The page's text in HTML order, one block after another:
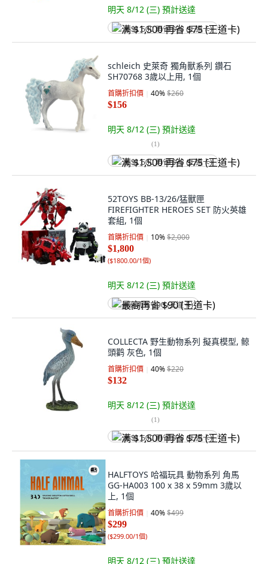
明天 8/12 (三) 預計送達
满 $1,500 再省 $75 (王道卡)
schleich 史萊奇 獨角獸系列 鑽石
SH70768 3歲以上用, 1個
首購折扣價 40%$260
$156
明天 8/12 (三) 預計送達
(1)
满 $1,500 再省 $75 (王道卡)
52TOYS BB-13/26/猛獸匣
FIREFIGHTER HEROES SET 防火英雄
套組, 1個
首購折扣價 10%$2,000
$1,800
($1800.00/1個)
明天 8/12 (三) 預計送達
最高再省 $90 (王道卡)
COLLECTA 野生動物系列 擬真模型, 鲸
頭鹳 灰色, 1個
首購折扣價 40%$220
$132
明天 8/12 (三) 預計送達
(1)
满 $1,500 再省 $75 (王道卡)
HALFTOYS 哈福玩具 動物系列 角馬
GG-HA003 100 x 38 x 59mm 3歲以
上, 1個
首購折扣價 40%$499
$299
($299.00/1個)
明天 8/12 (三) 預計送達